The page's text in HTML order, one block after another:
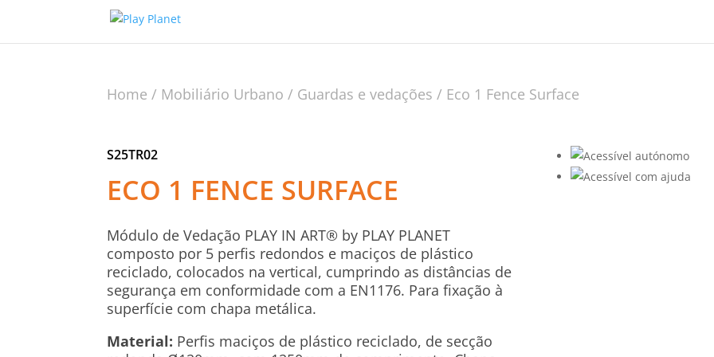
Home / Mobiliário Urbano / Guardas e vedações / Eco 1 Fence Surface
S25TR02
ECO 1 FENCE SURFACE
Módulo de Vedação PLAY IN ART® by PLAY PLANET
composto por 5 perfis redondos e maciços de plástico
reciclado, colocados na vertical, cumprindo as distâncias de
segurança em conformidade com a EN1176. Para fixação à
superfície com chapa metálica.
Material: Perfis maciços de plástico reciclado, de secção